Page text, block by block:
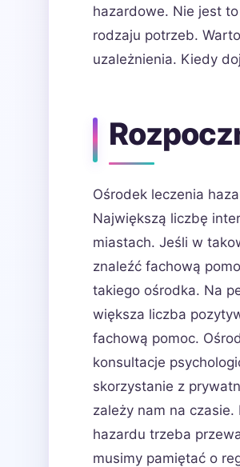
hazardowe. Nie jest
rodzaju potrzeb.
uzależnienia. Kiedy
Ośrodek leczenia
Największą liczbę
miastach. Jeśli w
znaleźć fachową
takiego ośrodka. Na
większa liczba
fachową pomoc.
konsultacje
skorzystanie z
zależy nam na
hazardu trzeba
musimy pamiętać o